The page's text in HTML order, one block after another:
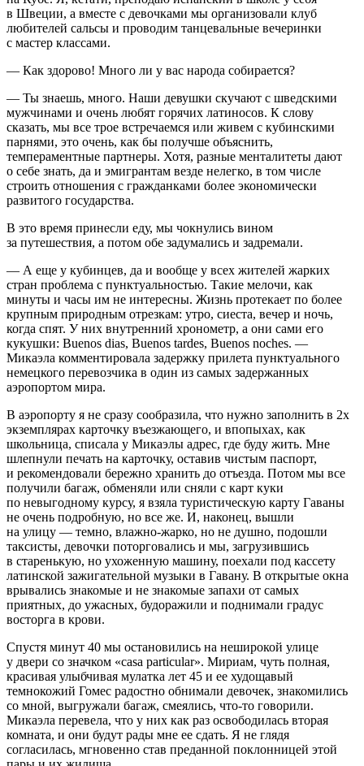
в Швеции, а вместе с девочками мы организовали клуб
любителей сальсы и проводим танцевальные вечеринки
с мастер классами.
— Как здорово! Много ли у вас народа собирается?
— Ты знаешь, много. Наши девушки скучают с шведскими
мужчинами и очень любят горячих латиносов. К слову
сказать, мы все трое встречаемся или живем с кубинскими
парнями, это очень, как бы получше объяснить,
темпераментные партнеры. Хотя, разные менталитеты дают
о себе знать, да и эмигрантам везде нелегко, в том числе
строить отношения с гражданками более экономически
развитого государства.
В это время принесли еду, мы чокнулись вином
за путешествия, а потом обе задумались и задремали.
— А еще у кубинцев, да и вообще у всех жителей жарких
стран проблема с пунктуальностью. Такие мелочи, как
минуты и часы им не интересны. Жизнь протекает по более
крупным природным отрезкам: утро, сиеста, вечер и ночь,
когда спят. У них внутренний хронометр, а они сами его
кукушки: Buenos dias, Buenos tardes, Buenos noches. —
Микаэла комментировала задержку прилета пунктуального
немецкого перевозчика в один из самых задержанных
аэропортом мира.
В аэропорту я не сразу сообразила, что нужно заполнить в 2х
экземплярах карточку въезжающего, и впопыхах, как
школьница, списала у Микаэлы адрес, где буду жить. Мне
шлепнули печать на карточку, оставив чистым паспорт,
и рекомендовали бережно хранить до отъезда. Потом мы все
получили багаж, обменяли или сняли с карт куки
по невыгодному курсу, я взяла туристическую карту Гаваны
не очень подробную, но все же. И, наконец, вышли
на улицу — темно, влажно-жарко, но не душно, подошли
таксисты, девочки поторговались и мы, загрузившись
в старенькую, но ухоженную машину, поехали под кассету
латинской зажигательной музыки в Гавану. В открытые окна
врывались знакомые и не знакомые запахи от самых
приятных, до ужасных, будоражили и поднимали градус
восторга в крови.
Спустя минут 40 мы остановились на неширокой улице
у двери со значком «casa particular». Мириам, чуть полная,
красивая улыбчивая мулатка лет 45 и ее худощавый
темнокожий Гомес радостно обнимали девочек, знакомились
со мной, выгружали багаж, смеялись, что-то говорили.
Микаэла перевела, что у них как раз освободилась вторая
комната, и они будут рады мне ее сдать. Я не глядя
согласилась, мгновенно став преданной поклонницей этой